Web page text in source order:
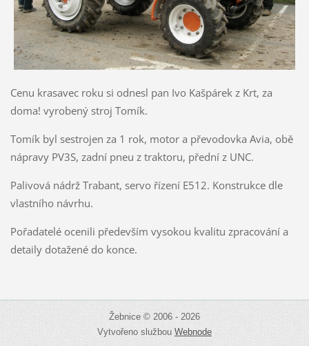
Cenu krasavec roku si odnesl pan Ivo Kašpárek z Krt, za
doma! vyrobený stroj Tomík.
Tomík byl sestrojen za 1 rok, motor a převodovka Avia, obě
nápravy PV3S, zadní pneu z traktoru, přední z UNC.
Palivová nádrž Trabant, servo řízení E512. Konstrukce dle
vlastního návrhu.
Pořadatelé ocenili především vysokou kvalitu zpracování a
detaily dotažené do konce.
Žebnice © 2006 - 2026
Vytvořeno službouWebnode